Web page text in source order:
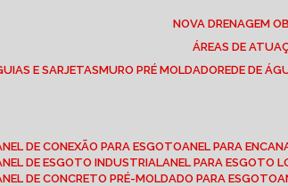
NOVA DRENAGEM
ÁREAS DE
GUIAS E SARJETAS
MURO PRÉ MOLDADO REDE DE
ANEL DE CONEXÃO PARA ESGOTO ANEL PARA
ANEL DE ESGOTO INDUSTRIAL ANEL PARA ESGOTO
ANEL DE CONCRETO PRÉ-MOLDADO PARA ESGOTO